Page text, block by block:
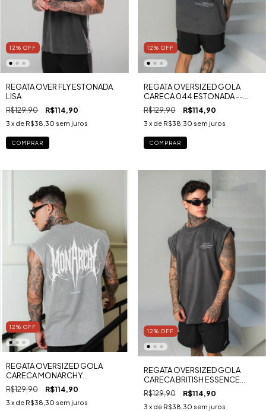
12% OFF
REGATA OVER FLY ESTONADA
LISA
R$129,90 R$114,90
3 x de R$38,30 sem juros
COMPRAR
12% OFF
REGATA OVERSIZED GOLA
CARECA 044 ESTONADA --
BRITISH DISCIPLINE CODE
MALHA GOLD
R$129,90 R$114,90
3 x de R$38,30 sem juros
COMPRAR
12% OFF
REGATA OVERSIZED GOLA
CARECA MONARCHY
ESTONADA
R$129,90 R$114,90
3 x de R$38,30 sem juros
12% OFF
REGATA OVERSIZED GOLA
CARECA BRITISH ESSENCE
ESTONADA
R$129,90 R$114,90
3 x de R$38,30 sem juros